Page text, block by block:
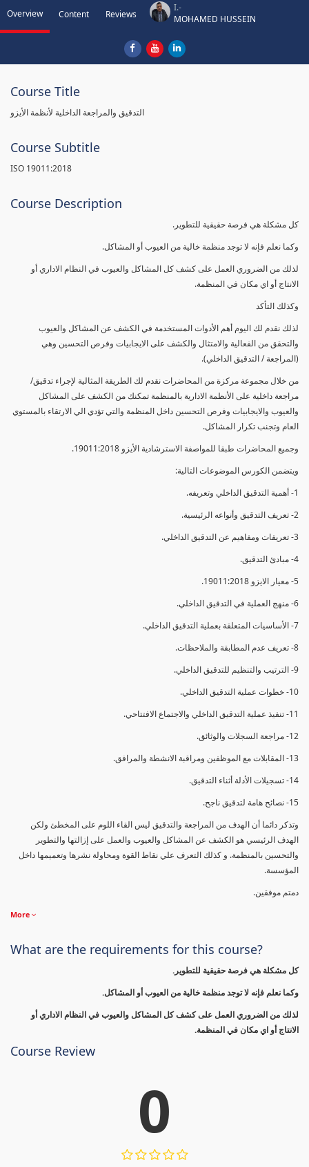
Overview Content Reviews
I.-
MOHAMED HUSSEIN
Course Title
التدقيق والمراجعة الداخلية لأنظمة الأيزو
Course Subtitle
ISO 19011:2018
Course Description
كل مشكلة هي فرصة حقيقية للتطوير.
وكما نعلم فإنه لا توجد منظمة خالية من العيوب أو المشاكل.
لذلك من الضروري العمل على كشف كل المشاكل والعيوب في النظام الاداري أو
الانتاج أو اي مكان في المنظمة.
وكذلك التأكد
لذلك نقدم لك اليوم أهم الأدوات المستخدمة في الكشف عن المشاكل والعيوب
والتحقق من الفعالية والامتثال والكشف على الايجابيات وفرص التحسين وهي
(المراجعة / التدقيق الداخلي).
من خلال مجموعة مركزة من المحاضرات نقدم لك الطريقة المثالية لإجراء تدقيق/
مراجعة داخلية على الأنظمة الادارية بالمنظمة تمكنك من الكشف على المشاكل
والعيوب والايجابيات وفرص التحسين داخل المنظمة والتي تؤدي الي الارتقاء بالمستوي
العام وتجنب تكرار المشاكل.
وجميع المحاضرات طبقا للمواصفة الاسترشادية الأيزو 19011:2018.
ويتضمن الكورس الموضوعات التالية:
1- أهمية التدقيق الداخلي وتعريفه.
2- تعريف التدقيق وأنواعه الرئيسية.
3- تعريفات ومفاهيم عن التدقيق الداخلي.
4- مبادئ التدقيق.
5- معيار الايزو 19011:2018.
6- منهج العملية في التدقيق الداخلي.
7- الأساسيات المتعلقة بعملية التدقيق الداخلي.
8- تعريف عدم المطابقة والملاحظات.
9- الترتيب والتنظيم للتدقيق الداخلي.
10- خطوات عملية التدقيق الداخلي.
11- تنفيذ عملية التدقيق الداخلي والاجتماع الافتتاحي.
12- مراجعة السجلات والوثائق.
13- المقابلات مع الموظفين ومراقبة الانشطة والمرافق.
14- تسجيلات الأدلة أثناء التدقيق.
15- نصائح هامة لتدقيق ناجح.
وتذكر دائما أن الهدف من المراجعة والتدقيق ليس القاء اللوم على المخطئ ولكن
الهدف الرئيسي هو الكشف عن المشاكل والعيوب والعمل على إزالتها والتطوير
والتحسين بالمنظمة. و كذلك التعرف علي نقاط القوة ومحاولة نشرها وتعميمها داخل
المؤسسة.
دمتم موفقين.
More
What are the requirements for this course?
كل مشكلة هي فرصة حقيقية للتطوير.
وكما نعلم فإنه لا توجد منظمة خالية من العيوب أو المشاكل.
لذلك من الضروري العمل على كشف كل المشاكل والعيوب في النظام الاداري أو
الانتاج أو اي مكان في المنظمة.
Course Review
0